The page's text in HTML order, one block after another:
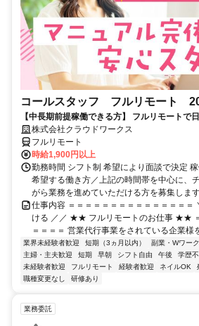
コールスタッフ フルリモート
【中長期前提稼働できる方】 フルリモートで
働80時間で安定収入！
株式会社クラウドワークス
フルリモート
時給1,900円以上
勤務時間 シフト制 希望により面談で決定
希望する働き方／上記の時間帯を中心に、
がら業務を進めていただける方を募集しま
仕事内容 ＝＝＝＝＝＝＝＝＝＝＝＝＝＝＝
ける ／／ ★★ フルリモートのお仕事 ★★
＝＝＝＝ 営業代行事業をされている企業様
業界未経験者歓迎 短期（3ヵ月以内） 副業・Wワー
主婦・主夫歓迎
短期 早朝 シフト自由 午後 学歴
未経験者歓迎
フルリモート 経験者歓迎 ネイルOK
職種変更なし
研修あり
業務委託